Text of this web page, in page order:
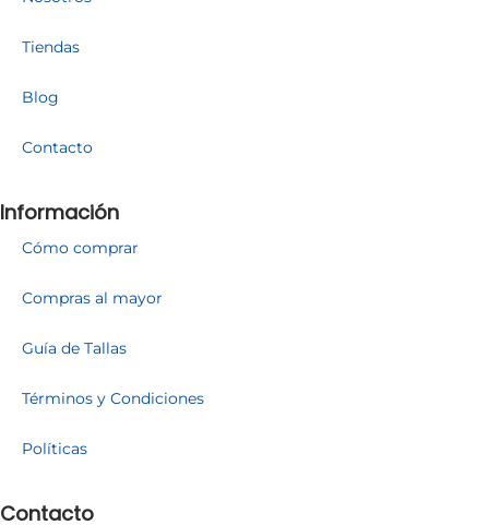
Tiendas
Blog
Contacto
Información
Cómo comprar
Compras al mayor
Guía de Tallas
Términos y Condiciones
Políticas
Contacto